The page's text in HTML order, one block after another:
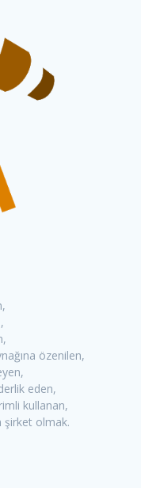
özenilen,
eden,
kullanan,
şirket olmak.